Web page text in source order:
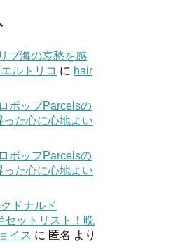
ブ海の哀愁を感
ルトリコ に hair
ポップParcelsの
た心に心地よい
ポップParcelsの
た心に心地よい
ドナルド
セットリスト！晩
イス に 匿名 より